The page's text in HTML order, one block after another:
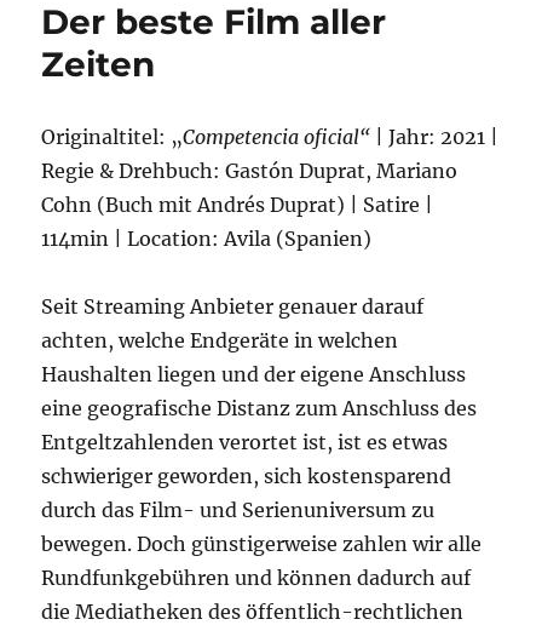
Der beste Film aller
Zeiten
Originaltitel: „Competencia oficial“
| Jahr: 2021 |
Regie & Drehbuch: Gastón Duprat, Mariano
Cohn (Buch mit Andrés Duprat) | Satire |
114min | Location: Avila (Spanien)
Seit Streaming Anbieter genauer darauf
achten, welche Endgeräte in welchen
Haushalten liegen und der eigene Anschluss
eine geografische Distanz zum Anschluss des
Entgeltzahlenden verortet ist, ist es etwas
schwieriger geworden, sich kostensparend
durch das Film- und Serienuniversum zu
bewegen. Doch günstigerweise zahlen wir alle
Rundfunkgebühren und können dadurch auf
die Mediatheken des öffentlich-rechtlichen